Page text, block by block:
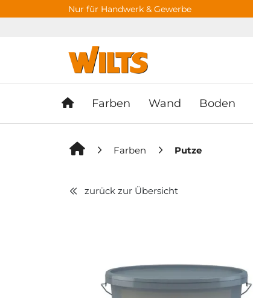
Springe zu Hauptinhalt Springe zum Header
Nur für Handwerk & Gewerbe
Farben Wand Boden
Farben Putze
zurück zur Übersicht